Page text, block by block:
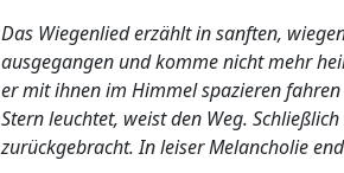
Das Wiegenlied erzählt in sanften,
ausgegangen und komme nicht mehr
er mit ihnen im Himmel spazieren
Stern leuchtet, weist den Weg.
zurückgebracht. In leiser Melancholie